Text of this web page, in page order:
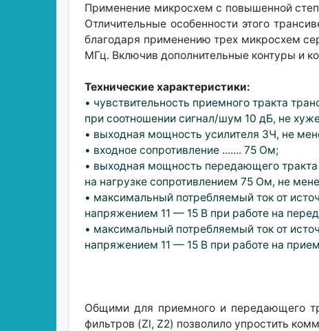
Применение микросхем с повышенной
Отличительные особенности этого
благодаря применению трех микросхем
МГц. Включив дополнительные контуры и
Технические характеристики:
• чувствительность приемного тракта
при соотношении сигнал/шум 10 дБ, не
• выходная мощность усилителя ЗЧ, не
• входное сопротивление ....... 75 Ом;
• выходная мощность передающего тракта
на нагрузке сопротивлением 75 Ом, не
• максимальный потребляемый ток от
напряжением 11 — 15 В при работе на
• максимальный потребляемый ток от
напряжением 11 — 15 В при работе на
Общими для приемного и передающего
фильтров (Zl, Z2) позволило упростить